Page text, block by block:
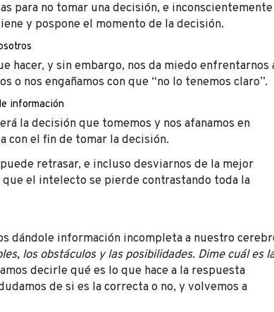
para no tomar una decisión, e inconscientemente
y pospone el momento de la decisión.
hacer, y sin embargo, nos da miedo enfrentarnos
o nos engañamos con que “no lo tenemos claro”.
información
la decisión que tomemos y nos afanamos en
con el fin de tomar la decisión.
retrasar, e incluso desviarnos de la mejor
el intelecto se pierde contrastando toda la
dándole información incompleta a nuestro
los obstáculos y las posibilidades. Dime cuál es
decirle qué es lo que hace a la respuesta
de si es la correcta o no, y volvemos a